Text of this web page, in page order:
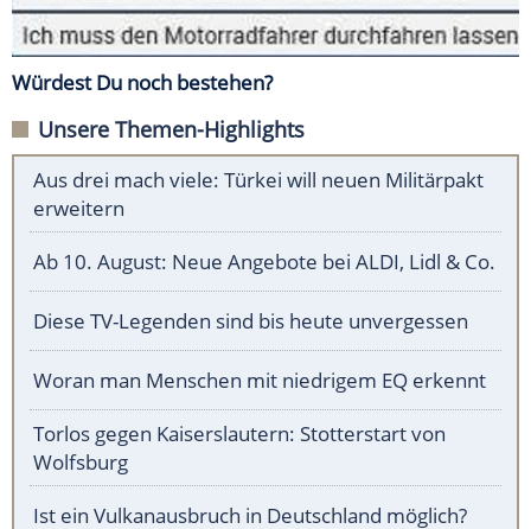
Würdest Du noch bestehen?
Unsere Themen-Highlights
Aus drei mach viele: Türkei will neuen Militärpakt
erweitern
Ab 10. August: Neue Angebote bei ALDI, Lidl & Co.
Diese TV-Legenden sind bis heute unvergessen
Woran man Menschen mit niedrigem EQ erkennt
Torlos gegen Kaiserslautern: Stotterstart von
Wolfsburg
Ist ein Vulkanausbruch in Deutschland möglich?